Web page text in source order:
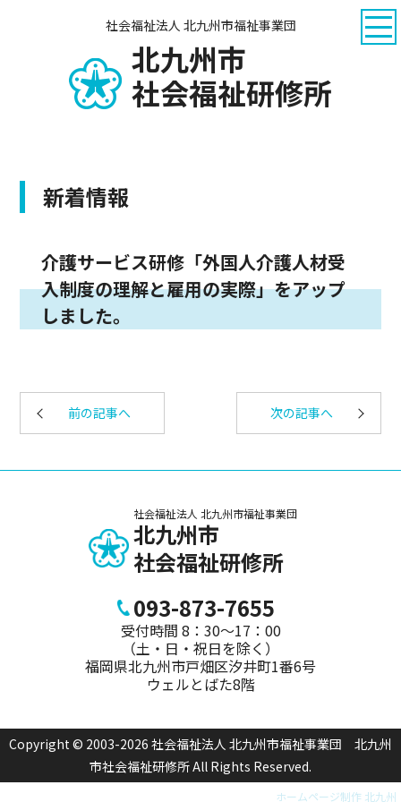
社会福祉法人 北九州市福祉事業団
北九州市
社会福祉研修所
新着情報
介護サービス研修「外国人介護人材受
入制度の理解と雇用の実際」をアップ
しました。
前の記事へ 次の記事へ
社会福祉法人 北九州市福祉事業団
北九州市
社会福祉研修所
093-873-7655
受付時間 8：30～17：00
（土・日・祝日を除く）
福岡県北九州市戸畑区汐井町1番6号
ウェルとばた8階
Copyright © 2003-2026 社会福祉法人 北九州市福祉事業団 北九州
市社会福祉研修所 All Rights Reserved.
ホームページ制作 北九州